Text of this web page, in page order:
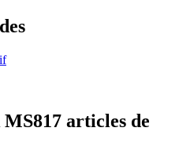
articles de